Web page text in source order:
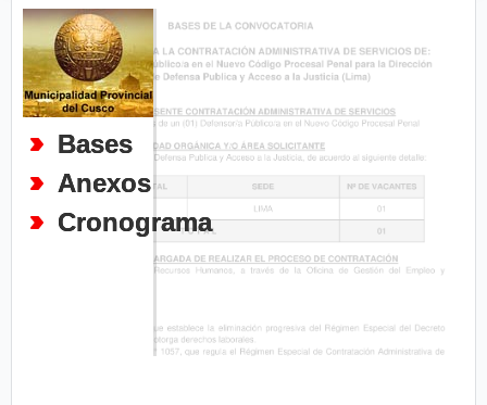
Bases
Anexos
Cronograma